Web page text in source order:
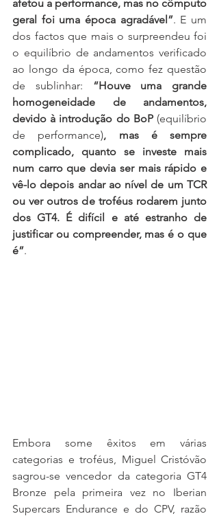
afetou a performance, mas no cômputo
geral foi uma época agradável”. E um
dos factos que mais o surpreendeu foi
o equilíbrio de andamentos verificado
ao longo da época, como fez questão
de sublinhar: “Houve uma grande
homogeneidade de andamentos,
devido à introdução do BoP (equilíbrio
de performance), mas é sempre
complicado, quanto se investe mais
num carro que devia ser mais rápido e
vê-lo depois andar ao nível de um TCR
ou ver outros de troféus rodarem junto
dos GT4. É difícil e até estranho de
justificar ou compreender, mas é o que
é”.
Embora some êxitos em várias
categorias e troféus, Miguel Cristóvão
sagrou-se vencedor da categoria GT4
Bronze pela primeira vez no Iberian
Supercars Endurance e do CPV, razão